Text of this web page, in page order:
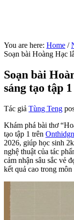
You are here: Home /
Soạn bài Hoàng Hạc
Soạn bài
sáng tạo tập 1
Tác giả Tùng Teng
Khám phá bài thơ
tạo tập 1 trên
2026, giúp học sinh
nghệ thuật của tác
cảm nhận sâu sắc vẻ
kết quả cao trong